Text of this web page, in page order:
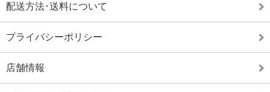
配送方法･送料について
プライバシーポリシー
店舗情報